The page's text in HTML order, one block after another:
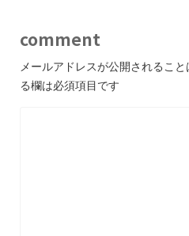
comment
メールアドレスが公開されること
る欄は必須項目です